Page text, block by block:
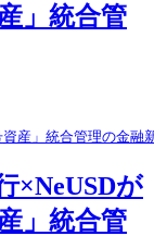
」統合管
産」統合管理の金融
×NeUSDが
」統合管